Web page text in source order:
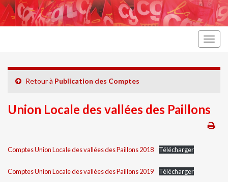
Retour à Publication des Comptes
Union Locale des vallées des Paillons
Comptes Union Locale des vallées des Paillons 2018 Télécharger
Comptes Union Locale des vallées des Paillons 2019 Télécharger